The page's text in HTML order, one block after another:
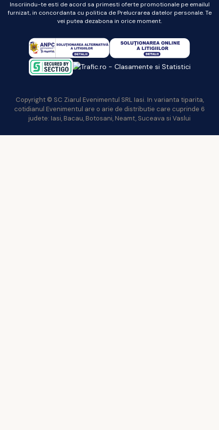
Inscriindu-te esti de acord sa primesti oferte promotionale pe emailul
furnizat, in concordanta cu politica de Prelucrarea datelor personale. Te
vei putea dezabona in orice moment.
Copyright © SC Ziarul Evenimentul SRL Iasi. In varianta tiparita,
cotidianul Evenimentul are o arie de distributie care cuprinde 6
judete: Iasi, Bacau, Botosani, Neamt, Suceava si Vaslui